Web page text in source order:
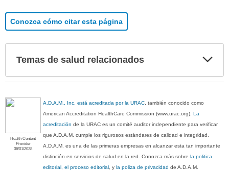
Conozca cómo citar esta página
Temas de salud relacionados
Health Content
Provider
06/01/2028
A.D.A.M., Inc. está acreditada por la URAC, también conocido como
American Accreditation HealthCare Commission (www.urac.org).La
acreditación de la URAC es un comité auditor independiente para verificar
que A.D.A.M. cumple los rigurosos estándares de calidad e integridad.
A.D.A.M. es una de las primeras empresas en alcanzar esta tan importante
distinción en servicios de salud en la red. Conozca más sobrela politica
editorial, el proceso editorial, yla poliza de privacidad de A.D.A.M.